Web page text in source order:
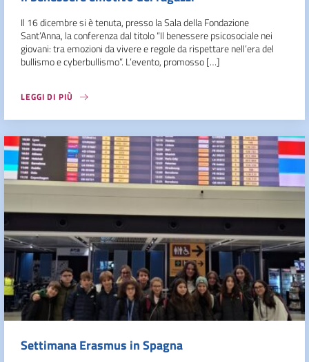
Il 16 dicembre si è tenuta, presso la Sala della Fondazione
Sant’Anna, la conferenza dal titolo “Il benessere psicosociale nei
giovani: tra emozioni da vivere e regole da rispettare nell’era del
bullismo e cyberbullismo”. L’evento, promosso […]
LEGGI DI PIÙ
Settimana Erasmus in Spagna